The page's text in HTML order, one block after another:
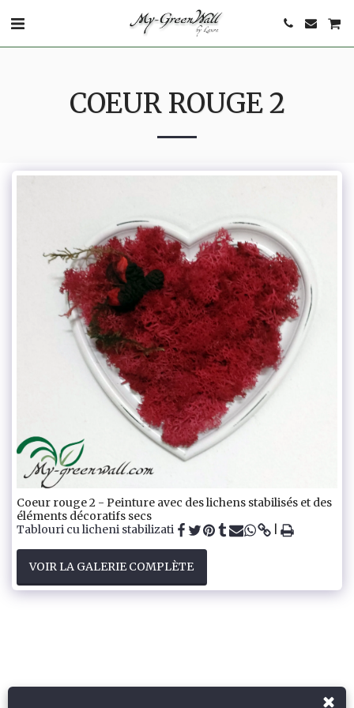
COEUR ROUGE 2
Coeur rouge 2 - Peinture avec des lichens stabilisés et des
éléments décoratifs secs
Tablouri cu licheni stabilizati
VOIR LA GALERIE COMPLÈTE